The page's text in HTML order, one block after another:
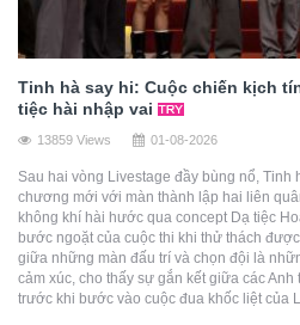
Tinh hà say hi: Cuộc chiến kịch
tiệc hài nhập vai
13859 Views 01-08-2026
Sau hai vòng Livestage đầy bùng nổ, Tinh
chương mới với màn thành lập hai liên
không khí hài hước qua concept Dạ tiệc
bước ngoặt của cuộc thi khi thử thách
giữa những màn đấu trí và chọn đội là
cảm xúc, cho thấy sự gắn kết giữa các
trước khi bước vào cuộc đua khốc liệt của